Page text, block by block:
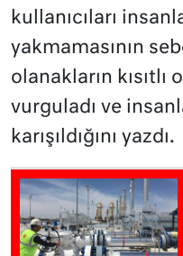
kullanıcıları
yakmamasının
olanakların kısıtlı
vurguladı ve
karışıldığını yazdı.